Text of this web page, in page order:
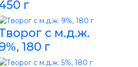
г
с м.д.ж.
180 г